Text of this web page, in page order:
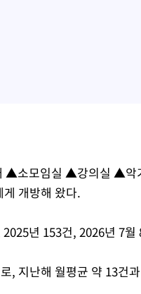
▲소모임실 ▲강의실 ▲
개방해 왔다.
년 153건, 2026년 7
, 지난해 월평균 약 13건